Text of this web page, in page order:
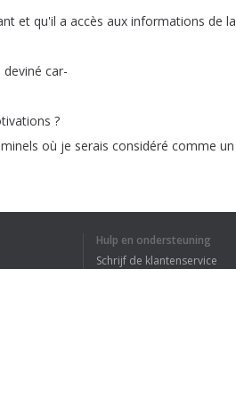
et qu'il a accès aux informations de la
deviné car-
?
où je serais considéré comme un
!
Hulp en ondersteuning
Schrijf de klantenservice